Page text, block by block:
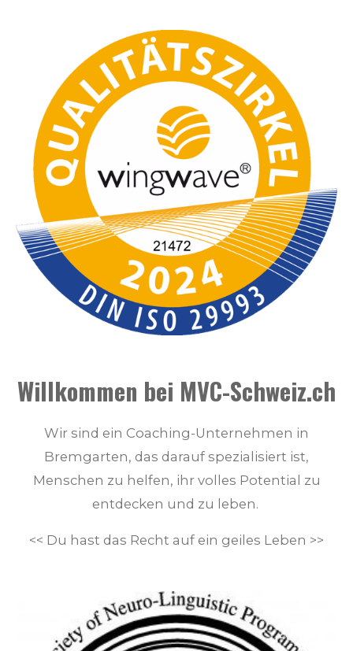
Willkommen bei MVC-Schweiz.ch
Wir sind ein Coaching-Unternehmen in
Bremgarten, das darauf spezialisiert ist,
Menschen zu helfen, ihr volles Potential zu
entdecken und zu leben.
<< Du hast das Recht auf ein geiles Leben >>